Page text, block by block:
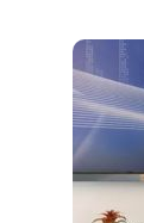
对不起胖
国际首次
小米涨价
长鑫上市